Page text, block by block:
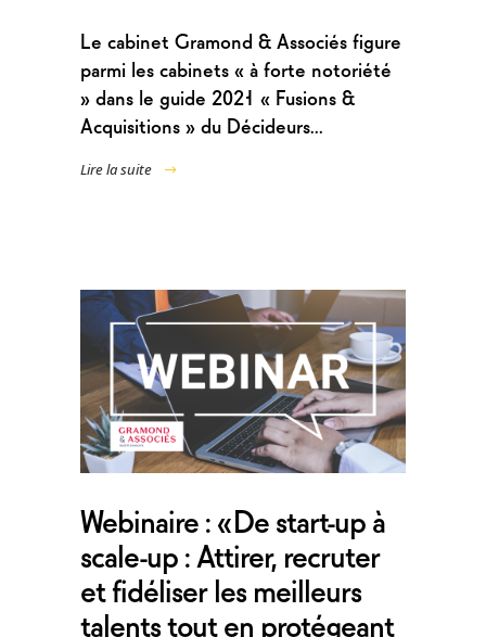
Le cabinet Gramond & Associés figure
parmi les cabinets « à forte notoriété
» dans le guide 2021 « Fusions &
Acquisitions » du Décideurs...
Lire la suite
Webinaire : « De start-up à
scale-up : Attirer, recruter
et fidéliser les meilleurs
talents tout en protégeant